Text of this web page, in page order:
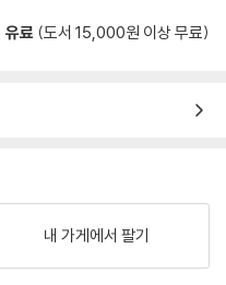
유료 (도서 15,000원 이상 무료)
내 가게에서 팔기